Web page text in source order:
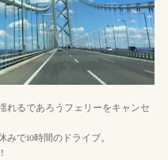
れるであろうフェリーをキャンセ
で10時間のドライブ。